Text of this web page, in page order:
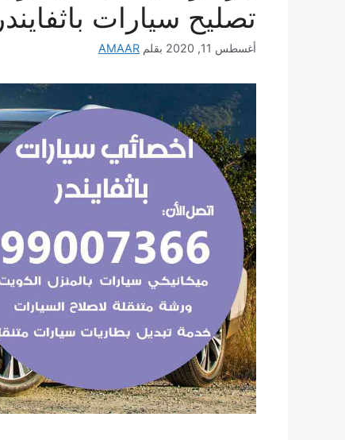
تصليح سيارات باثفايندر
أغسطس 11, 2020 بقلم AMAAR